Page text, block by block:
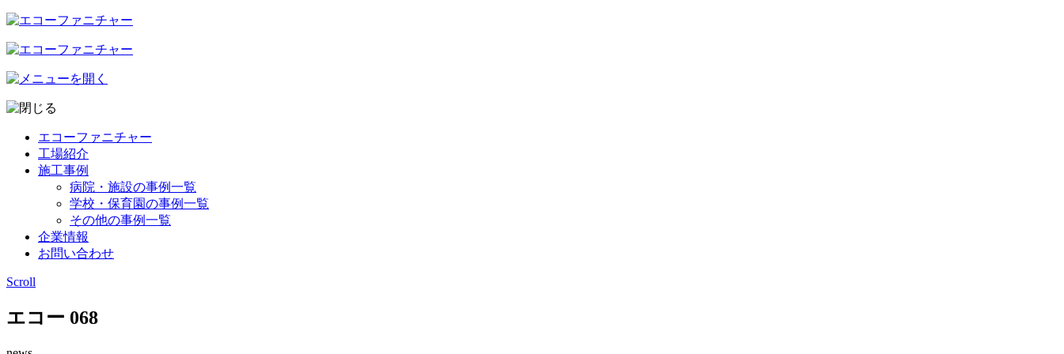
エコーファニチャー
工場紹介
施工事例
病院・施設の事例一覧
学校・保育園の事例一覧
その他の事例一覧
企業情報
お問い合わせ
Scroll
エコー 068